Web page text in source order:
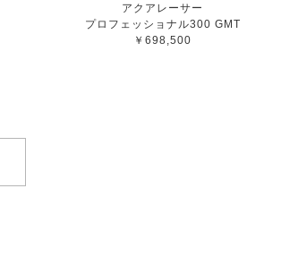
アクアレーサー
プロフェッショナル300 GMT
￥698,500